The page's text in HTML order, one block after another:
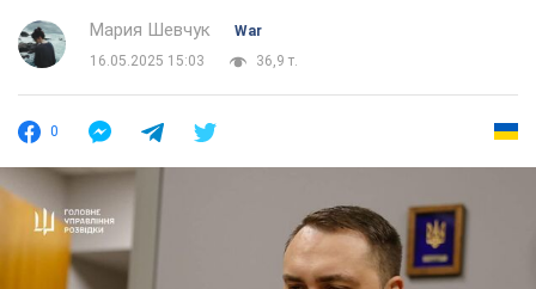
Мария Шевчук
War
16.05.2025 15:03
36,9 т.
0